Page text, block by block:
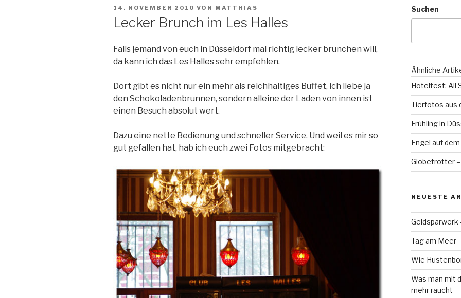
VERÖFFENTLICHT
14. NOVEMBER 2010 VON MATTHIAS
Lecker Brunch im Les Halles
Falls jemand von euch in Düsseldorf mal richtig lecker brunchen will,
da kann ich das Les Hallessehr empfehlen.
Dort gibt es nicht nur ein mehr als reichhaltiges Buffet, ich liebe ja
den Schokoladenbrunnen, sondern alleine der Laden von innen ist
einen Besuch absolut wert.
Dazu eine nette Bedienung und schneller Service. Und weil es mir so
gut gefallen hat, hab ich euch zwei Fotos mitgebracht:
Suchen
Ähnliche
Hoteltest: All
Tierfotos aus
Frühling in
Engel auf
Globetrotter –
NEUESTE
Geldsparwerk
Tag am Meer
Wie
Was man mit
mehr raucht